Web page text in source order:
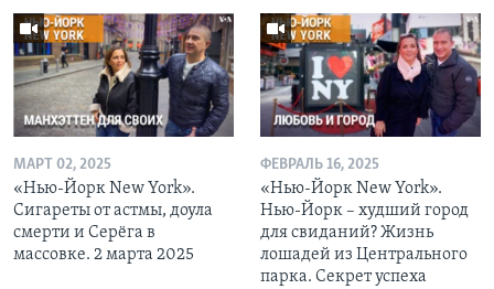
МАРТ 02, 2025
«Нью-Йорк New York».
Сигареты от астмы, доула
смерти и Серёга в
массовке. 2 марта 2025
ФЕВРАЛЬ 16, 2025
«Нью-Йорк New York».
Нью-Йорк – худший город
для свиданий? Жизнь
лошадей из Центрального
парка. Секрет успеха